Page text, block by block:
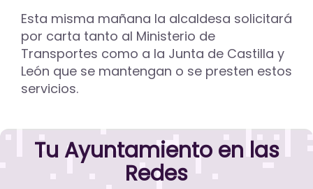
Esta misma mañana la alcaldesa solicitará
por carta tanto al Ministerio de
Transportes como a la Junta de Castilla y
León que se mantengan o se presten estos
servicios.
Tu Ayuntamiento en las
Redes